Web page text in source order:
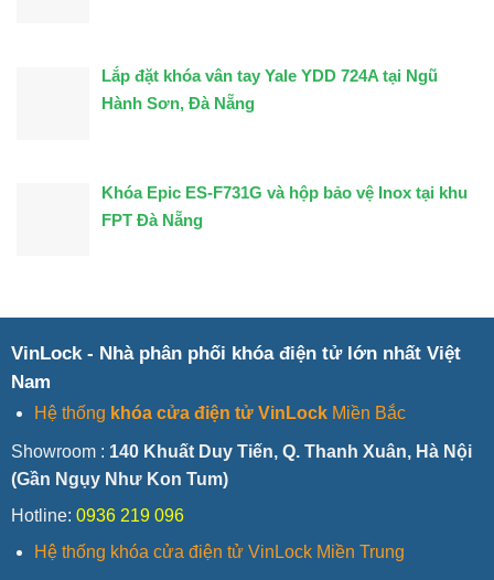
Lắp đặt khóa vân tay Yale YDD 724A tại Ngũ
Hành Sơn, Đà Nẵng
Khóa Epic ES-F731G và hộp bảo vệ Inox tại khu
FPT Đà Nẵng
VinLock - Nhà phân phối khóa điện tử lớn nhất Việt
Nam
Hệ thống khóa cửa điện tử VinLockMiền Bắc
Showroom : 140 Khuất Duy Tiến, Q. Thanh Xuân, Hà Nội
(Gần Ngụy Như Kon Tum)
Hotline: 0936 219 096
Hệ thống khóa cửa điện tử VinLock Miền Trung